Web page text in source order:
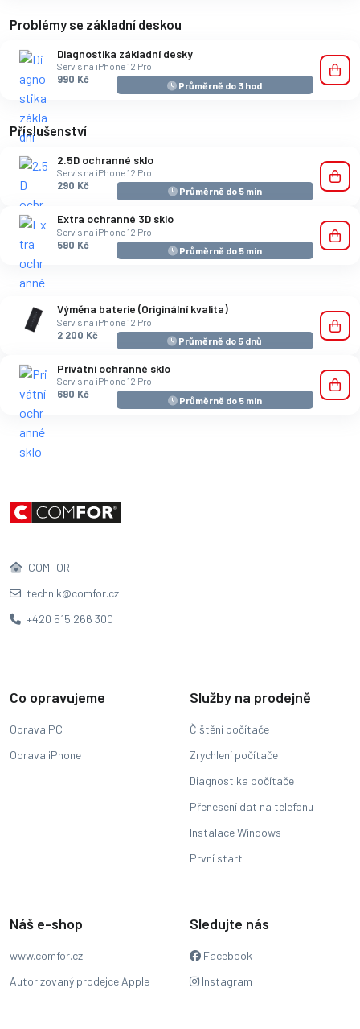
Problémy se základní deskou
Diagnostika základní desky
Servis na iPhone 12 Pro
990 Kč
Průměrně do 3 hod
Příslušenství
2.5D ochranné sklo
Servis na iPhone 12 Pro
290 Kč
Průměrně do 5 min
Extra ochranné 3D sklo
Servis na iPhone 12 Pro
590 Kč
Průměrně do 5 min
Výměna baterie (Originální kvalita)
Servis na iPhone 12 Pro
2 200 Kč
Průměrně do 5 dnů
Privátní ochranné sklo
Servis na iPhone 12 Pro
690 Kč
Průměrně do 5 min
COMFOR
technik@comfor.cz
+420 515 266 300
Co opravujeme
Oprava PC
Oprava iPhone
Služby na prodejně
Čištění počítače
Zrychlení počítače
Diagnostika počítače
Přenesení dat na telefonu
Instalace Windows
První start
Náš e-shop
www.comfor.cz
Autorizovaný prodejce Apple
Sledujte nás
Facebook
Instagram